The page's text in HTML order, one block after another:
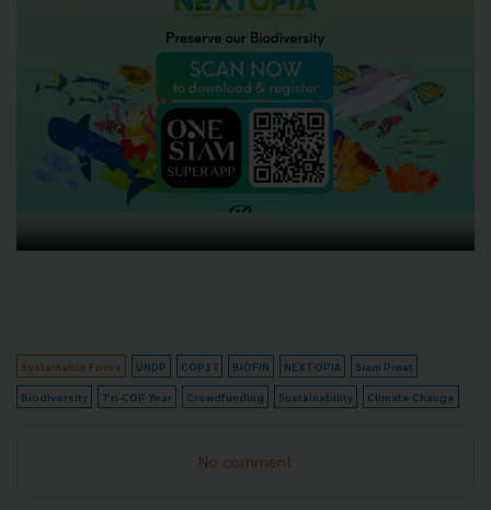
Sustainable Focus UNDP COP17 BIOFIN NEXTOPIA Siam Piwat
Biodiversity Tri-COP Year Crowdfunding Sustainability Climate Change
No comment